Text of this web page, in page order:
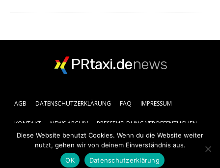
PRtaxi.denews
AGB DATENSCHUTZERKLÄRUNG FAQ IMPRESSUM
KONTAKT NEWS ARCHIV PRESSEMELDUNG VERÖFFENTLICHEN
Diese Website benutzt Cookies. Wenn du die Website weiter
nutzt, gehen wir von deinem Einverständnis aus.
OK
Datenschutzerklärung